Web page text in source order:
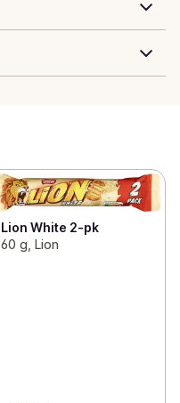
Lion White 2-pk
60 g, Lion